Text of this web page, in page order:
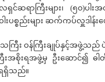
င်ဆရာကြီးများ၊ (၅၀)ပ
းပစ္စည်းများ ဆက်ကပ်လှူဒါန်
န်ကြီးချုပ်နှင့်အဖွဲ့သည် ပဲခူး
းအစိုးရအဖွဲ့မှ ဦးဆောင်၍
ရှိသည်။